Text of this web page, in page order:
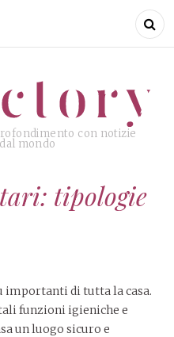
con notizie
mondo
tipologie
importanti di tutta la casa.
funzioni igieniche e
un luogo sicuro e